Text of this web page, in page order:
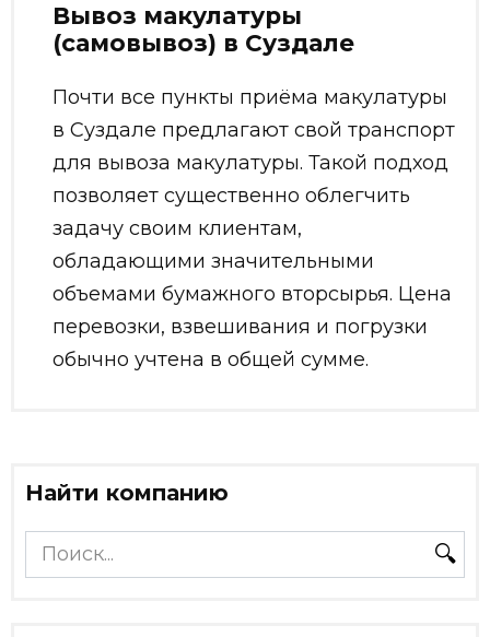
Вывоз макулатуры
(самовывоз) в Суздале
Почти все пункты приёма макулатуры
в Суздале предлагают свой транспорт
для вывоза макулатуры. Такой подход
позволяет существенно облегчить
задачу своим клиентам,
обладающими значительными
объемами бумажного вторсырья. Цена
перевозки, взвешивания и погрузки
обычно учтена в общей сумме.
Найти компанию
Search
for: